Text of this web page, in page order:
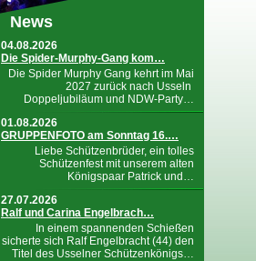
News
04.08.2026
Die Spider-Murphy-Gang kom…
Die Spider Murphy Gang kehrt im Mai
2027 zurück nach Usseln
Doppeljubiläum und NDW-Party…
01.08.2026
GRUPPENFOTO am Sonntag 16.…
Liebe Schützenbrüder, ein tolles
Schützenfest mit unserem alten
Königspaar Patrick und…
27.07.2026
Ralf und Carina Engelbrach…
In einem spannenden Schießen
sicherte sich Ralf Engelbracht (44) den
Titel des Usselner Schützenkönigs…